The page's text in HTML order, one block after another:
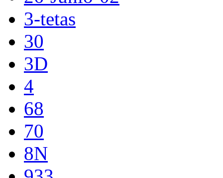
3-tetas
30
3D
4
68
70
8N